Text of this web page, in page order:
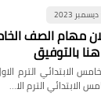
مهام الصف
بالتوفيق
الابتدائي الترم
الابتدائي الترم الا…